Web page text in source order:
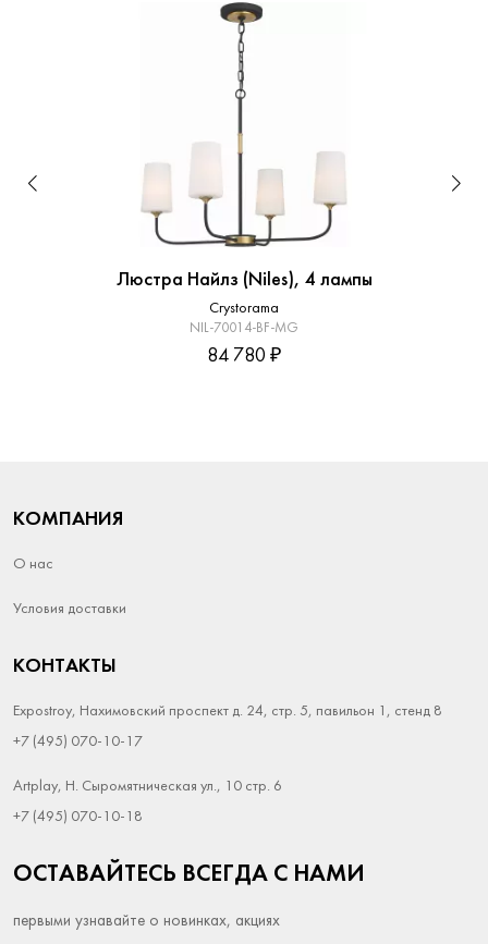
Люстра Найлз (Niles), 4 лампы
Crystorama
NIL-70014-BF-MG
84 780 ₽
КОМПАНИЯ
О нас
Условия доставки
КОНТАКТЫ
Expostroy, Нахимовский проспект д. 24, стр. 5, павильон 1, стенд 8
+7 (495) 070-10-17
Artplay, Н. Сыромятническая ул., 10 стр. 6
+7 (495) 070-10-18
ОСТАВАЙТЕСЬ ВСЕГДА С НАМИ
первыми узнавайте о новинках, акциях